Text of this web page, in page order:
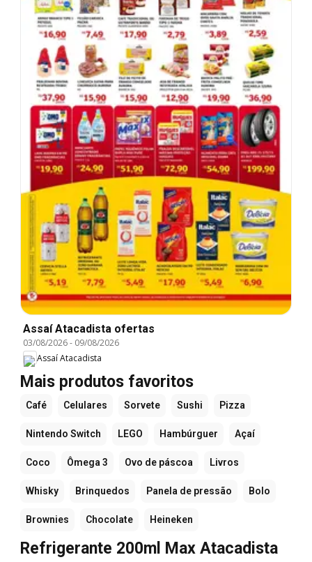
Assaí Atacadista ofertas
03/08/2026- 09/08/2026
Assaí Atacadista
Mais produtos favoritos
Café Celulares Sorvete Sushi Pizza
Nintendo Switch LEGO Hambúrguer Açaí
Coco Ômega 3 Ovo de páscoa Livros
Whisky Brinquedos Panela de pressão Bolo
Brownies Chocolate Heineken
Refrigerante 200ml Max Atacadista